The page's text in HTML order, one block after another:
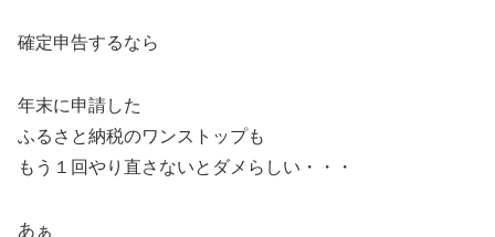
確定申告するなら
年末に申請した
ふるさと納税のワンストップも
もう１回やり直さないとダメらしい・・・
あぁ